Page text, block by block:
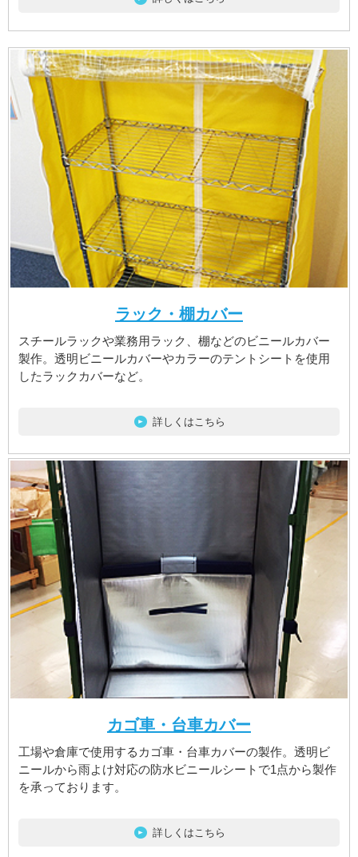
ラック・棚カバー
スチールラックや業務用ラック、棚などのビニールカバー
製作。透明ビニールカバーやカラーのテントシートを使用
したラックカバーなど。
詳しくはこちら
カゴ車・台車カバー
工場や倉庫で使用するカゴ車・台車カバーの製作。透明ビ
ニールから雨よけ対応の防水ビニールシートで1点から製作
を承っております。
詳しくはこちら